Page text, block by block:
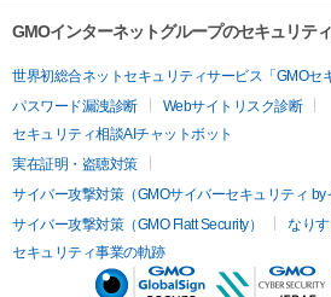
GMOインターネットグループのセキュリテ
世界初総合ネットセキュリティサービス「GMOセ
パスワード漏洩診断
Webサイトリスク診断
セキュリティ相談AIチャットボット
実在証明・盗聴対策
サイバー攻撃対策（GMOサイバーセキュリティ by
サイバー攻撃対策（GMO Flatt Security）
なり
セキュリティ事業の軌跡